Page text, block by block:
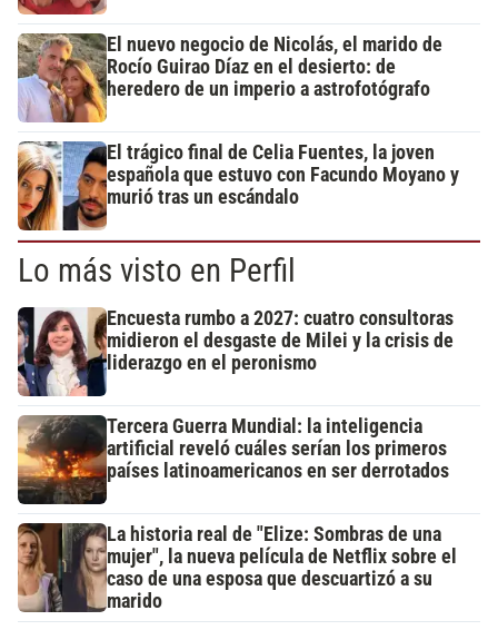
El nuevo negocio de Nicolás, el marido de
Rocío Guirao Díaz en el desierto: de
heredero de un imperio a astrofotógrafo
El trágico final de Celia Fuentes, la joven
española que estuvo con Facundo Moyano y
murió tras un escándalo
Lo más visto en Perfil
Encuesta rumbo a 2027: cuatro consultoras
midieron el desgaste de Milei y la crisis de
liderazgo en el peronismo
Tercera Guerra Mundial: la inteligencia
artificial reveló cuáles serían los primeros
países latinoamericanos en ser derrotados
La historia real de "Elize: Sombras de una
mujer", la nueva película de Netflix sobre el
caso de una esposa que descuartizó a su
marido